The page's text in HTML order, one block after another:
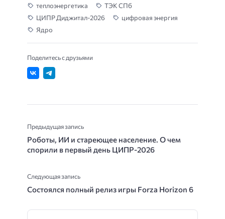
теплоэнергетика
ТЭК СПб
ЦИПР Диджитал-2026
цифровая энергия
Ядро
Поделитесь с друзьями
Предыдущая запись
Роботы, ИИ и стареющее население. О чем
спорили в первый день ЦИПР-2026
Следующая запись
Состоялся полный релиз игры Forza Horizon 6